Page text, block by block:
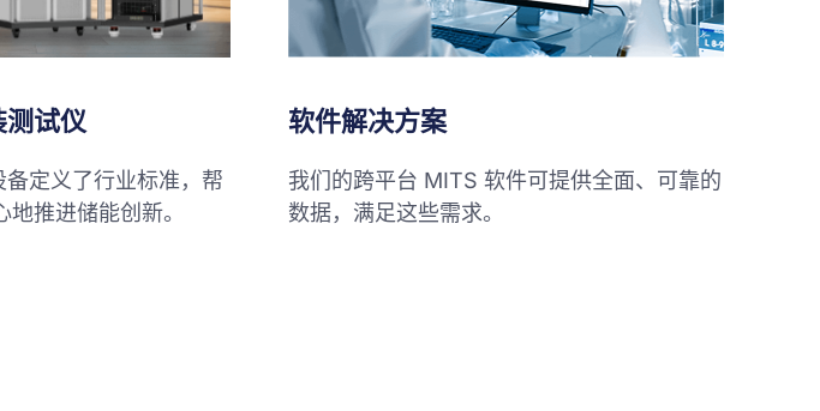
试仪
定义了行业标准，帮
推进储能创新。
软件解决方案
我们的跨平台 MITS 软件可提供全面、可靠的
数据，满足这些需求。